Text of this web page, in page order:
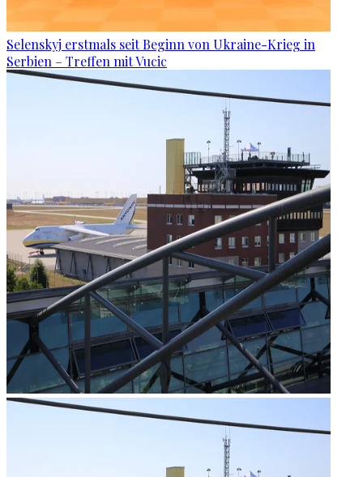
Selenskyj erstmals seit Beginn von Ukraine-Krieg in
Serbien – Treffen mit Vucic